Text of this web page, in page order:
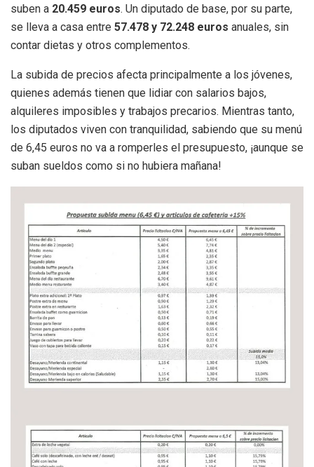
suben a 20.459 euros. Un diputado de base, por su parte,
se lleva a casa entre 57.478 y 72.248 euros anuales, sin
contar dietas y otros complementos.
La subida de precios afecta principalmente a los jóvenes,
quienes además tienen que lidiar con salarios bajos,
alquileres imposibles y trabajos precarios. Mientras tanto,
los diputados viven con tranquilidad, sabiendo que su menú
de 6,45 euros no va a romperles el presupuesto, ¡aunque se
suban sueldos como si no hubiera mañana!